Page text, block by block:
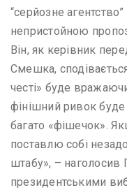
“серйозне
непристойною
Він, як керівник
Смешка,
честі» буде
фінішний ривок
багато «фішечок».
поставлю собі
штабу», – наголосив
президентськими